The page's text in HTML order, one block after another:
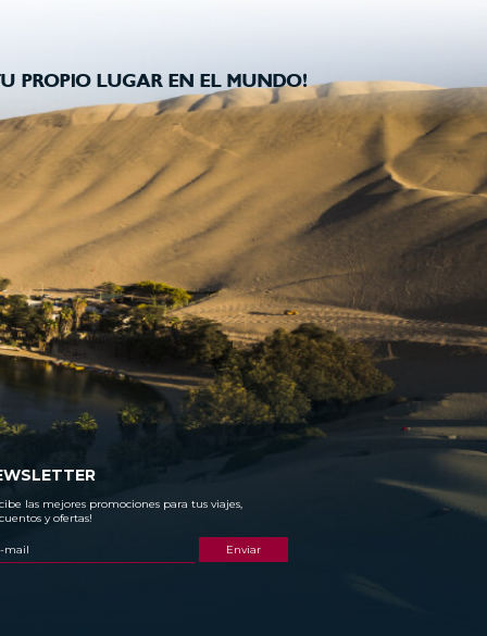
PROPIO LUGAR EN EL MUNDO!
las mejores promociones para tus viajes,
y ofertas!